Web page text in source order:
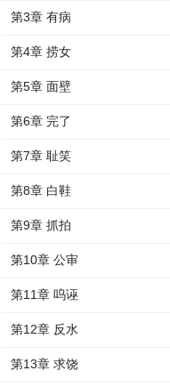
第3章 有病
第4章 捞女
第5章 面壁
第6章 完了
第7章 耻笑
第8章 白鞋
第9章 抓拍
第10章 公审
第11章 呜诬
第12章 反水
第13章 求饶